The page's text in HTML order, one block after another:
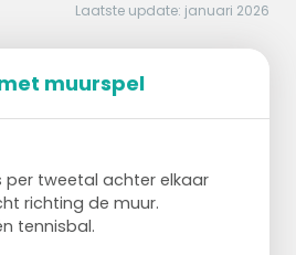
Laatste update: januari 2026
muurspel
per tweetal achter elkaar
richting de muur.
tennisbal.